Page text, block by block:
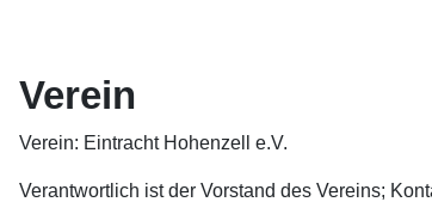
Verein
Verein: Eintracht Hohenzell e.V.
Verantwortlich ist der Vorstand des Vereins;